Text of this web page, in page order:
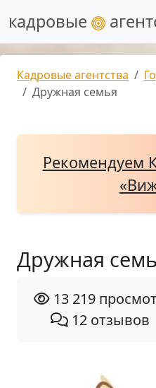
кадровые
Кадровые агентства
Дружная семья
Рекомендуем
Дружная
13 219
12 отзывов